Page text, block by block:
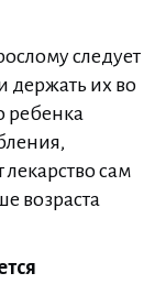
следует
держать их во
ребенка
сам
возраста